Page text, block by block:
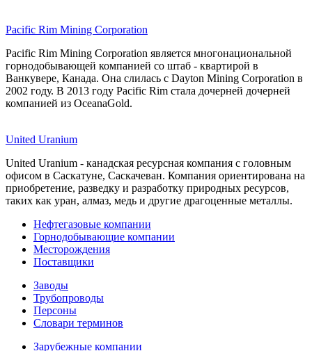
Pacific Rim Mining Corporation
Pacific Rim Mining Corporation является многонациональной
горнодобывающей компанией со штаб - квартирой в
Ванкувере, Канада. Она слилась с Dayton Mining Corporation в
2002 году. В 2013 году Pacific Rim стала дочерней дочерней
компанией из OceanaGold.
United Uranium
United Uranium - канадская ресурсная компания с головным
офисом в Саскатуне, Саскачеван. Компания ориентирована на
приобретение, разведку и разработку природных ресурсов,
таких как уран, алмаз, медь и другие драгоценные металлы.
Нефтегазовые компании
Горнодобывающие компании
Месторождения
Поставщики
Заводы
Трубопроводы
Персоны
Словари терминов
Зарубежные компании